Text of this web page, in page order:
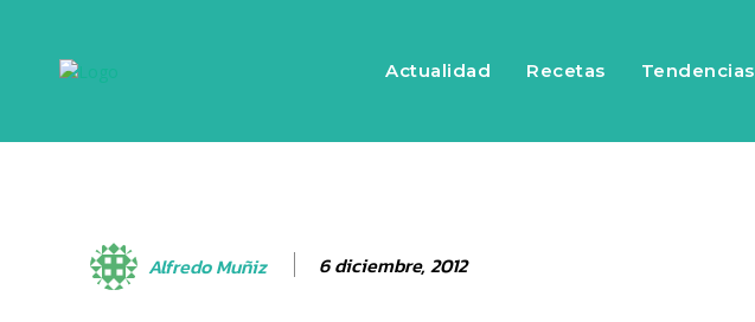
Actualidad Recetas Tendencias
Alfredo Muñiz 6 diciembre, 2012